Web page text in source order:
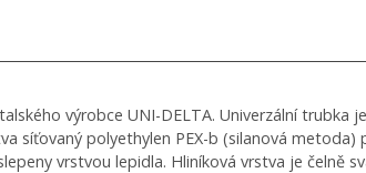
výrobce UNI-DELTA. Univerzální
síťovaný polyethylen PEX-b (silanová
vrstvou lepidla. Hliníková vrstva je čelně